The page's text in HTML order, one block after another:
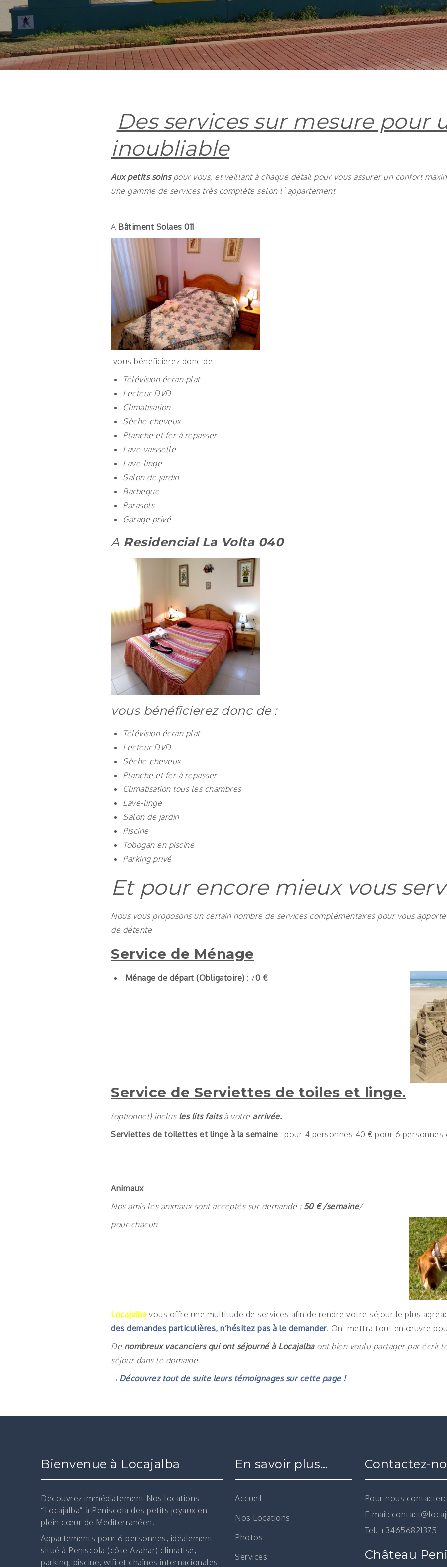
Des services sur mesure pour
inoubliable
Aux petits soinspour vous, et veillant à chaque détail pour vous assurer un confort
une gamme de services très complète selon l’ appartement
A Bâtiment Solaes 011
vous bénéficierez donc de :
Télévision écran plat
Lecteur DVD
Climatisation
Sèche-cheveux
Planche et fer à repasser
Lave-vaisselle
Lave-linge
Salon de jardin
Barbeque
Parasols
Garage privé
A Residencial La Volta 040
vous bénéficierez donc de :
Télévision écran plat
Lecteur DVD
Sèche-cheveux
Planche et fer à repasser
Climatisation tous les chambres
Lave-linge
Salon de jardin
Piscine
Tobogan en piscine
Parking privé
Et pour encore mieux vous
Nous vous proposons un certain nombre de services complémentaires pour vous
de détente
Service de Ménage
Ménage de départ (Obligatoire) : 70 €
Service de Serviettes de toiles et linge.
(optionnel) inclusles lits faitsà votre arrivée.
Serviettes de toilettes et linge à la semaine : pour 4 personnes 40 € pour 6 personnes
Animaux
Nos amis les animaux sont acceptés sur demande : 50 € /semaine/
pour chacun
Locajalba vous offre une multitude de services afin de rendre votre séjour le plus
des demandes particulières, n’hésitez pas à le demander. On mettra tout en œuvre
De nombreux vacanciers qui ont séjourné à Locajalbaont bien voulu partager par écrit
séjour dans le domaine.
→ Découvrez tout de suite leurs témoignages sur cette page !
Bienvenue à Locajalba
Découvrez immédiatement Nos locations
“Locajalba” à Peñiscola des petits joyaux en
plein cœur de Méditerranéen.
Appartements pour 6 personnes, idéalement
situé à Peñiscola (côte Azahar) climatisé,
parking, piscine, wifi et chaînes internacionales
En savoir plus…
Accueil
Nos Locations
Photos
Services
Contactez-
Pour nous contacter:
E-mail:
Tel. +34656821375
Château